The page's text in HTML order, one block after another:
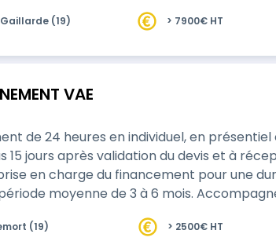
post-recrutement pour garantir une
(19) > 7900€ HT
VAE
de 24 heures en individuel, en
15 jours après validation du devis et à
en charge du financement pour une
de 3 à 6 mois. Accompagnement personnalisé
livret 1 (4h), du livret 2 (18h) et entrainement en vue du jury
(19) > 2500€ HT